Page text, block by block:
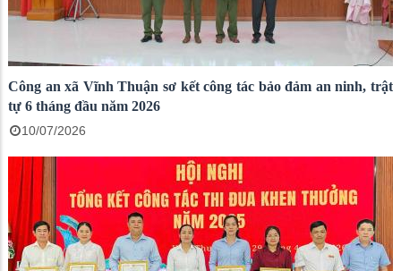
Công an xã Vĩnh Thuận sơ kết công tác bảo đảm an ninh, trật
tự 6 tháng đầu năm 2026
10/07/2026